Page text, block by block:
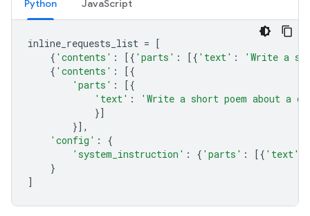
Python JavaScript
inline_requests_list = [
{ 'contents' : [{ 'parts' : [{ 'text' :
'Write a
{ 'contents' :
[{
'parts' :
[{
'text' :
'Write a short poem about a
}]
}],
'config' :
{
'system_instruction' : { 'parts' : [{ 'text'
}
]